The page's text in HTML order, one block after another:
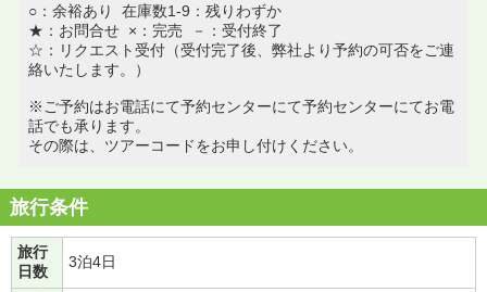
○：余裕あり 在庫数1-9：残りわずか
★：お問合せ ×：完売 －：受付終了
☆：リクエスト受付（受付完了後、弊社より予約の可否をご連
絡いたします。）
※ご予約はお電話にて予約センターにて予約センターにてお電
話でも承ります。
その際は、ツアーコードをお申し付けください。
旅行条件
旅行
日数
3泊4日